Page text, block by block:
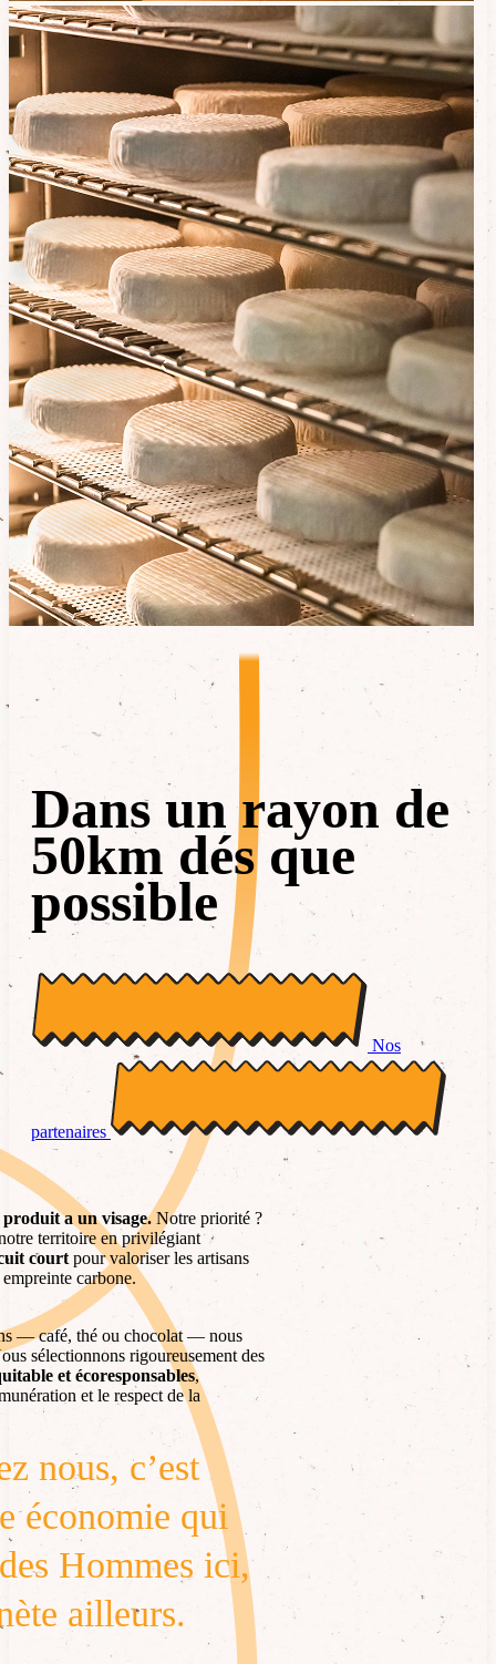
Dans un rayon de
50km dés que
possible
Nos
partenaires
a un visage. Notre priorité ?
territoire en privilégiant
court pour valoriser les artisans
carbone.
— café, thé ou chocolat — nous
sélectionnons rigoureusement des
et écoresponsables,
et le respect de la
nous, c’est
économie qui
Hommes ici,
ailleurs.